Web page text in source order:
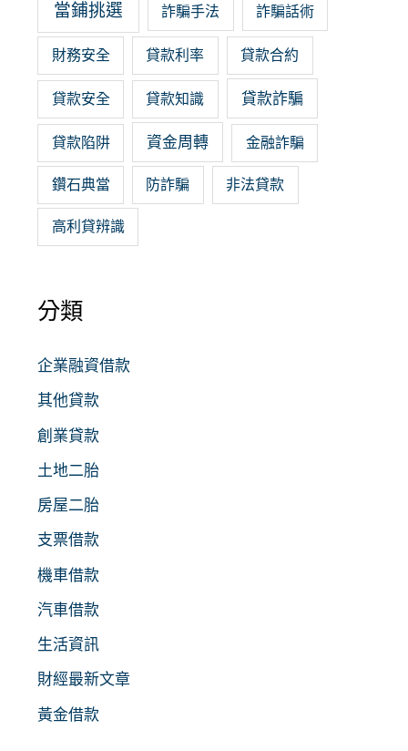
當鋪挑選 詐騙手法 詐騙話術
財務安全 貸款利率 貸款合約
貸款安全 貸款知識 貸款詐騙
貸款陷阱 資金周轉 金融詐騙
鑽石典當 防詐騙 非法貸款
高利貸辨識
分類
企業融資借款
其他貸款
創業貸款
土地二胎
房屋二胎
支票借款
機車借款
汽車借款
生活資訊
財經最新文章
黃金借款